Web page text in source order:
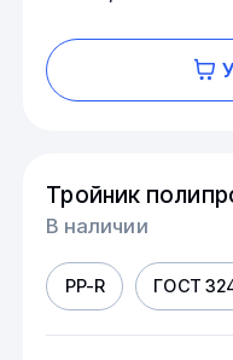
Тройник
В наличии
PP-R ГОСТ